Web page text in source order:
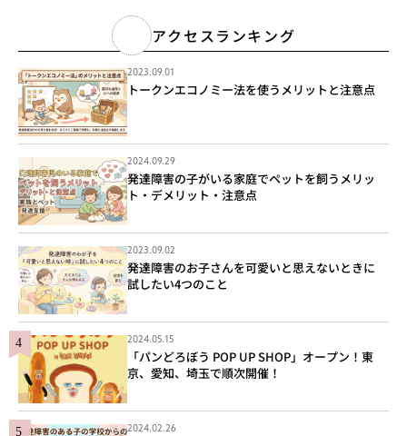
アクセスランキング
2023.09.01
トークンエコノミー法を使うメリットと注意点
2024.09.29
発達障害の子がいる家庭でペットを飼うメリッ
ト・デメリット・注意点
2023.09.02
発達障害のお子さんを可愛いと思えないときに
試したい4つのこと
2024.05.15
「パンどろぼう POP UP SHOP」オープン！東
京、愛知、埼玉で順次開催！
2024.02.26